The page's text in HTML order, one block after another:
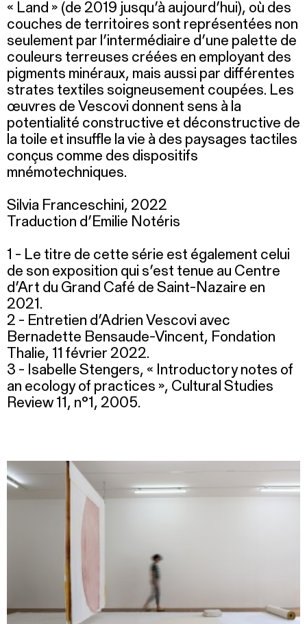
« Land » (de 2019 jusqu’à aujourd’hui), où des
couches de territoires sont représentées non
seulement par l’intermédiaire d’une palette de
couleurs terreuses créées en employant des
pigments minéraux, mais aussi par différentes
strates textiles soigneusement coupées. Les
œuvres de Vescovi donnent sens à la
potentialité constructive et déconstructive de
la toile et insuffle la vie à des paysages tactiles
conçus comme des dispositifs
mnémotechniques.
Silvia Franceschini, 2022
Traduction d’Emilie Notéris
1 - Le titre de cette série est également celui
de son exposition qui s’est tenue au Centre
d’Art du Grand Café de Saint-Nazaire en
2021.
2 - Entretien d’Adrien Vescovi avec
Bernadette Bensaude-Vincent, Fondation
Thalie, 11 février 2022.
3 - Isabelle Stengers, « Introductory notes of
an ecology of practices », Cultural Studies
Review 11, n°1, 2005.